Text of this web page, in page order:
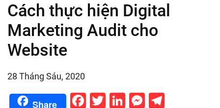
Cách thực hiện Digital
Marketing Audit cho
Website
28 Tháng Sáu, 2020
Share Facebook
Twitter
LinkedIn